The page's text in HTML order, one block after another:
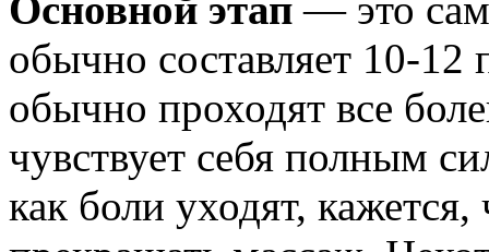
Основной этап — это
обычно составляет 10-12
обычно проходят все
чувствует себя полным
как боли уходят,